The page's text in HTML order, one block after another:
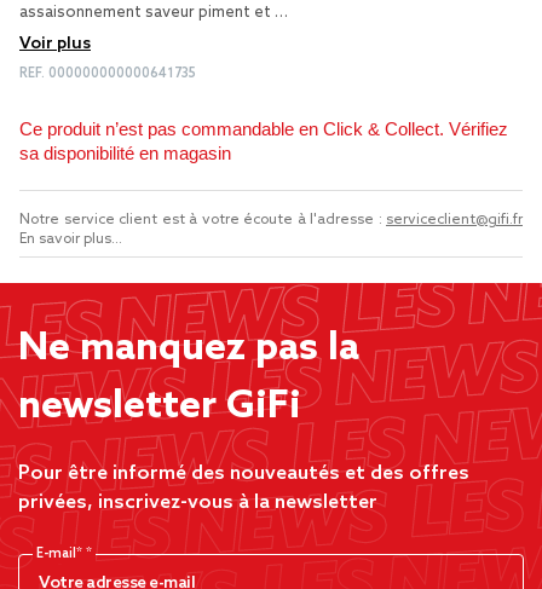
assaisonnement saveur piment et …
Voir plus
REF. 000000000000641735
Ce produit n’est pas commandable en Click & Collect. Vérifiez
sa disponibilité en magasin
Notre service client est à votre écoute à l'adresse : serviceclient@gifi.fr
En savoir plus...
Ne manquez pas la
newsletter GiFi
Pour être informé des nouveautés et des offres
privées, inscrivez-vous à la newsletter
E-mail*